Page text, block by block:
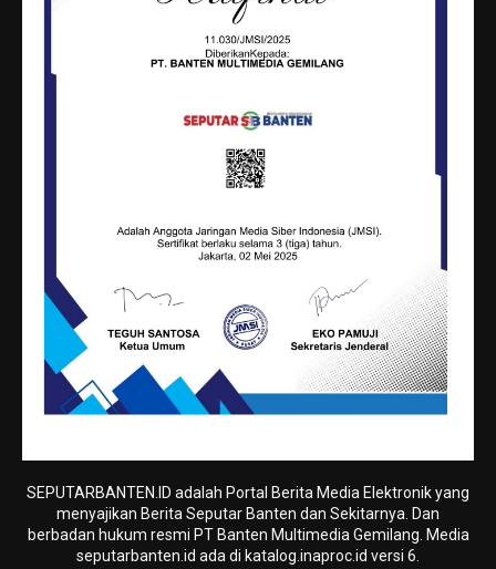
SEPUTARBANTEN.ID adalah Portal Berita Media Elektronik yang
menyajikan Berita Seputar Banten dan Sekitarnya. Dan
berbadan hukum resmi PT Banten Multimedia Gemilang. Media
seputarbanten.id ada di katalog.inaproc.id versi 6.